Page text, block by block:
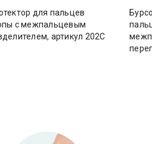
для пальцев
с межпальцевым
артикул 202С